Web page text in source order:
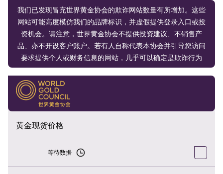
我们已发现冒充世界黄金协会的欺诈网站数量有所增加。这些
网站可能高度模仿我们的品牌标识，并虚假提供登录入口或投
资机会。请注意，世界黄金协会不提供投资建议、不销售产
品、亦不开设客户账户。若有人自称代表本协会并引导您访问
要求提供个人或财务信息的网站，几乎可以确定是欺诈行为
黄金现货价格
等待数据